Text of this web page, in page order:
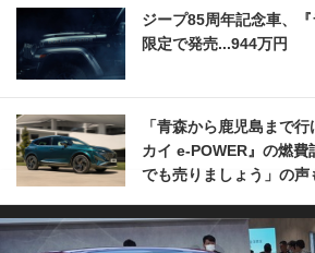
ジープ85周年記念車、
限定で発売...944万円
「青森から鹿児島まで
カイ e-POWER』の燃
でも売りましょう」の声